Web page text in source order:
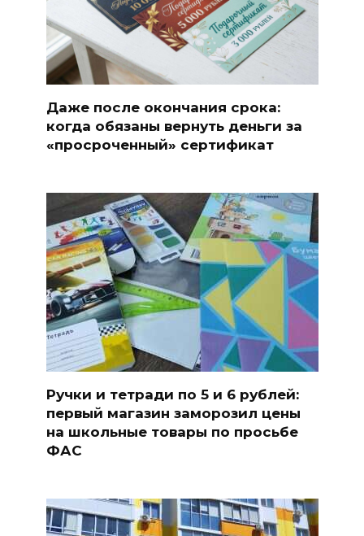
Даже после окончания срока:
когда обязаны вернуть деньги за
«просроченный» сертификат
Ручки и тетради по 5 и 6 рублей:
первый магазин заморозил цены
на школьные товары по просьбе
ФАС